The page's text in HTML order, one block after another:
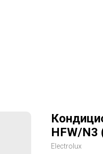
HFW/N3
Electrolux